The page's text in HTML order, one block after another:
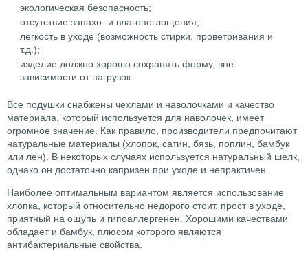
экологическая безопасность;
отсутствие запахо- и влагопоглощения;
легкость в уходе (возможность стирки, проветривания и
т.д.);
изделие должно хорошо сохранять форму, вне
зависимости от нагрузок.
Все подушки снабжены чехлами и наволочками и качество
материала, который используется для наволочек, имеет
огромное значение. Как правило, производители предпочитают
натуральные материалы (хлопок, сатин, бязь, поплин, бамбук
или лен). В некоторых случаях используется натуральный шелк,
однако он достаточно капризен при уходе и непрактичен.
Наиболее оптимальным вариантом является использование
хлопка, который относительно недорого стоит, прост в уходе,
приятный на ощупь и гипоаллергенен. Хорошими качествами
обладает и бамбук, плюсом которого являются
антибактериальные свойства.